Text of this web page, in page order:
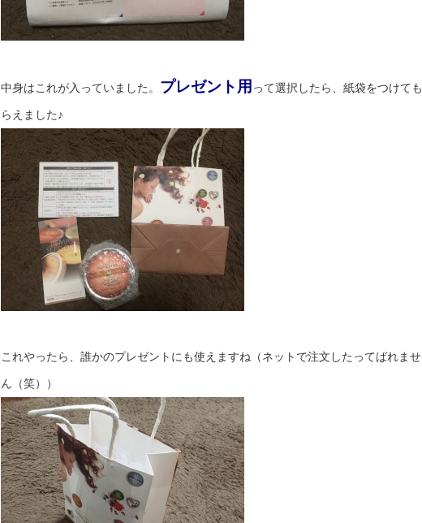
中身はこれが入っていました。 プレゼント用 って選択したら、紙袋をつけても
らえました♪
これやったら、誰かのプレゼントにも使えますね（ネットで注文したってばれませ
ん（笑））